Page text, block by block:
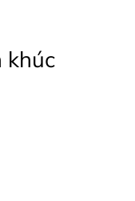
khúc